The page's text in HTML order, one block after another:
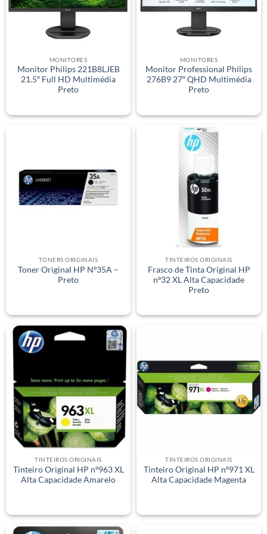
MONITORES
Monitor Philips 221B8LJEB
21.5″ Full HD Multimédia
Preto
MONITORES
Monitor Professional Philips
276B9 27″ QHD Multimédia
Preto
TONERS ORIGINAIS
Toner Original HP Nº35A –
Preto
TINTEIROS ORIGINAIS
Frasco de Tinta Original HP
nº32 XL Alta Capacidade
Preto
TINTEIROS ORIGINAIS
Tinteiro Original HP nº963 XL
Alta Capacidade Amarelo
TINTEIROS ORIGINAIS
Tinteiro Original HP nº971 XL
Alta Capacidade Magenta